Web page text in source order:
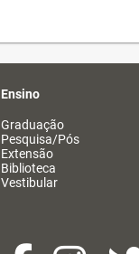
Ensino
Graduação
Pesquisa/Pós
Extensão
Biblioteca
Vestibular